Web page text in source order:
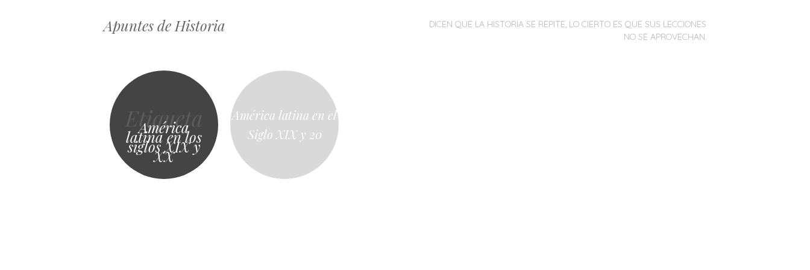
Apuntes de Historia MENÚ
SALTARDICEN QUE LA HISTORIA SE REPITE, LO CIERTO ES QUE SUS LECCIONES
NO SE APROVECHAN.
Etiqueta
América
latina en los
siglos XIX y
XX
América latina en el
Siglo XIX y 20